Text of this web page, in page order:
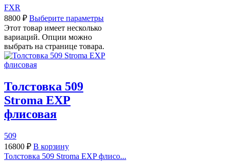
FXR
8800 ₽ Выберите параметры
Этот товар имеет несколько
вариаций. Опции можно
выбрать на странице товара.
Толстовка 509
Stroma EXP
флисовая
509
16800 ₽ В корзину
Толстовка 509 Stroma EXP флисо...